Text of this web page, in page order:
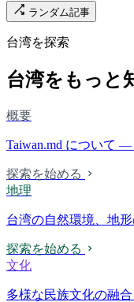
ランダム記事
台湾を探索
台湾をもっと
概要
Taiwan.md について
探索を始める
地理
台湾の自然環境、地
探索を始める
文化
多様な民族文化の融